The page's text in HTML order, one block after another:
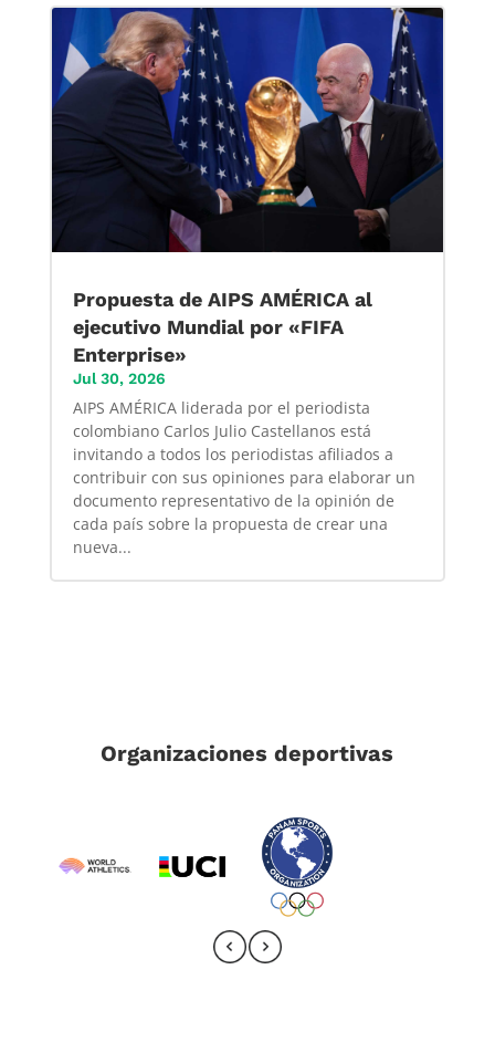
Propuesta de AIPS AMÉRICA al
ejecutivo Mundial por «FIFA
Enterprise»
Jul 30, 2026
AIPS AMÉRICA liderada por el periodista
colombiano Carlos Julio Castellanos está
invitando a todos los periodistas afiliados a
contribuir con sus opiniones para elaborar un
documento representativo de la opinión de
cada país sobre la propuesta de crear una
nueva...
Organizaciones deportivas